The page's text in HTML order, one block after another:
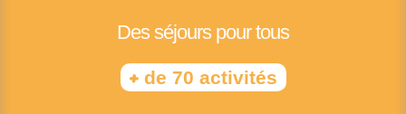
Des séjours pour tous
+de 70 activités